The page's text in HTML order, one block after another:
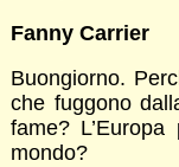
Fanny Carrier
Buongiorno.
che fuggono
fame?
mondo?